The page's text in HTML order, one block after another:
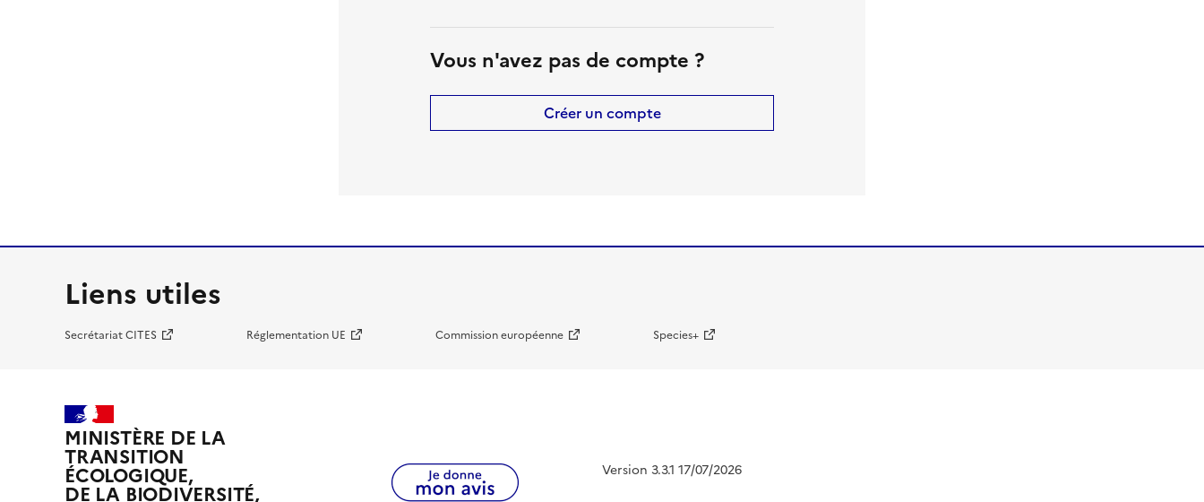
Vous n'avez pas de compte ?
Créer un compte
Liens utiles
Secrétariat CITES Réglementation UE Commission européenne Species+
MINISTÈRE DE LA
TRANSITION
ÉCOLOGIQUE,
DE LA BIODIVERSITÉ,
Version 3.3.1 17/07/2026